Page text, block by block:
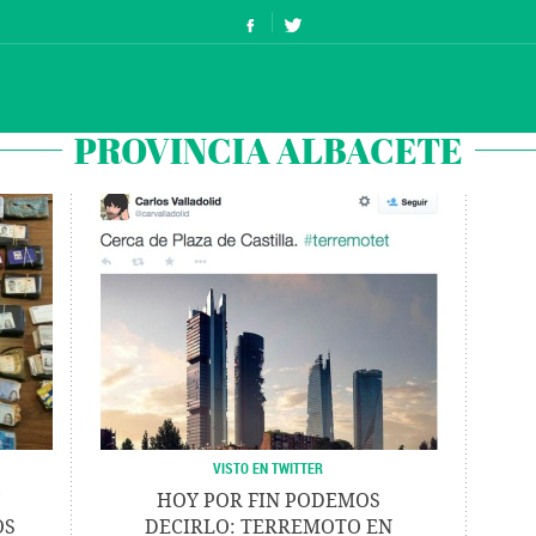
PROVINCIA ALBACETE
VISTO EN TWITTER
HOY POR FIN PODEMOS
DECIRLO: TERREMOTO EN